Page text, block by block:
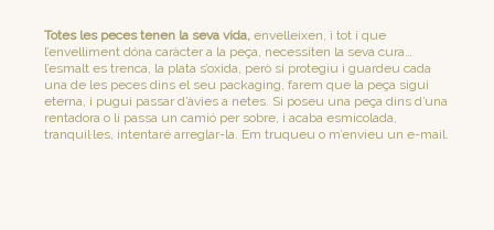
Totes les peces tenen la seva vida, envelleixen, i tot i que
l’envelliment dóna caràcter a la peça, necessiten la seva cura…
l’esmalt es trenca, la plata s’oxida, però si protegiu i guardeu cada
una de les peces dins el seu packaging, farem que la peça sigui
eterna, i pugui passar d’àvies a netes. Si poseu una peça dins d’una
rentadora o li passa un camió per sobre, i acaba esmicolada,
tranquil·les, intentaré arreglar-la. Em truqueu o m’envieu un e-mail.